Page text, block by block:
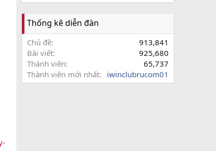
Thống kê diễn đàn
Chủ đề
913,841
Bài viết
925,680
Thành viên
65,737
Thành viên mới nhất
iwinclubrucom01